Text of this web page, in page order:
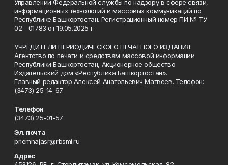
Управлении Федеральной службы по надзору в сфере связи,
информационных технологий и массовых коммуникаций по
Республике Башкортостан. Регистрационный номер ПИ № ТУ
02 - 01783 от 19.05.2025 г.
УЧРЕДИТЕЛИ ПЕРИОДИЧЕСКОГО ПЕЧАТНОГО ИЗДАНИЯ:
Агентство по печати и средствам массовой информации
Республики Башкортостан, Акционерное общество
Издательский дом «Республика Башкортостан».
Главный редактор Алексей Анатольевич Матвеев. Телефон:
(3473) 25-14-67.
Телефон
(3473) 25-01-57
Эл. почта
priemnajasr@rbsmi.ru
Адрес